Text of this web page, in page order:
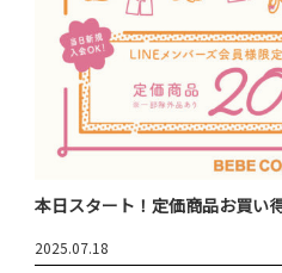
本日スタート！定価商品お買い
2025.07.18